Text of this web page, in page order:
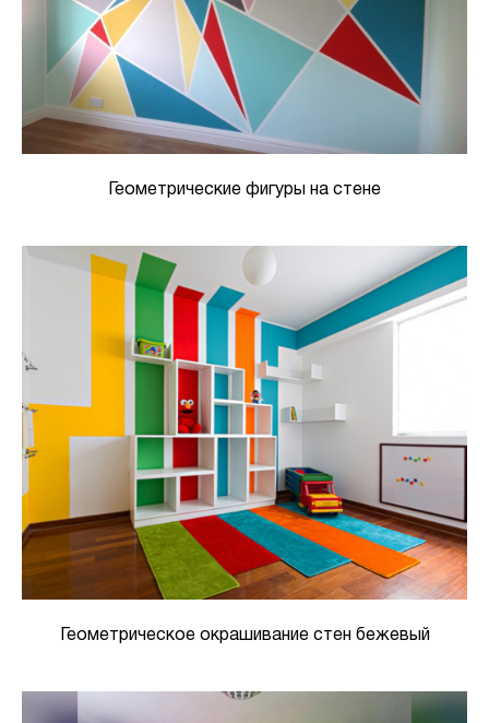
Геометрические фигуры на стене
Геометрическое окрашивание стен бежевый